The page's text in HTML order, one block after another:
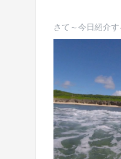
さて～今日紹介